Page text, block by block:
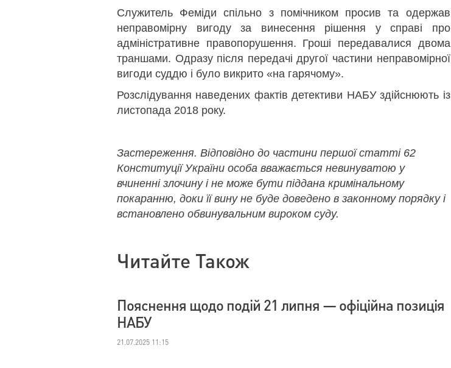
Служитель Феміди спільно з помічником просив та одержав
неправомірну вигоду за винесення рішення у справі про
адміністративне правопорушення. Гроші передавалися двома
траншами. Одразу після передачі другої частини неправомірної
вигоди суддю і було викрито «на гарячому».
Розслідування наведених фактів детективи НАБУ здійснюють із
листопада 2018 року.
Застереження. Відповідно до частини першої статті 62
Конституції України особа вважається невинуватою у
вчиненні злочину і не може бути піддана кримінальному
покаранню, доки її вину не буде доведено в законному порядку і
встановлено обвинувальним вироком суду.
Читайте Також
Пояснення щодо подій 21 липня — офіційна позиція
НАБУ
21.07.2025 11:15